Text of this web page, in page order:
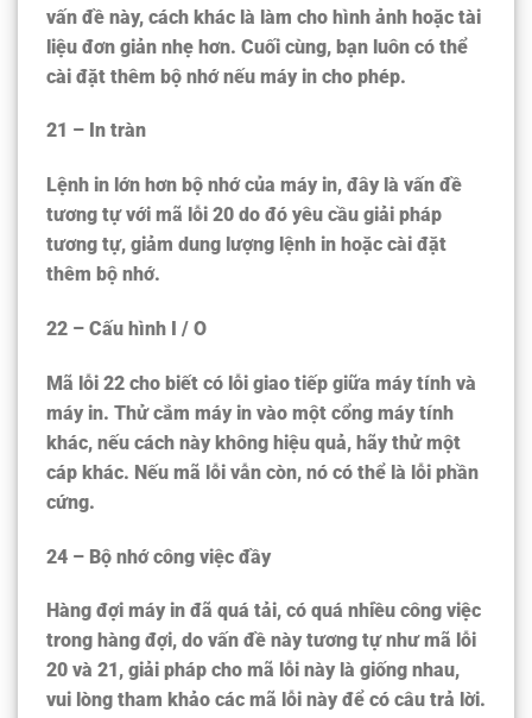
vấn đề này, cách khác là làm cho hình ảnh hoặc tài
liệu đơn giản nhẹ hơn. Cuối cùng, bạn luôn có thể
cài đặt thêm bộ nhớ nếu máy in cho phép.
21 – In tràn
Lệnh in lớn hơn bộ nhớ của máy in, đây là vấn đề
tương tự với mã lỗi 20 do đó yêu cầu giải pháp
tương tự, giảm dung lượng lệnh in hoặc cài đặt
thêm bộ nhớ.
22 – Cấu hình I / O
Mã lỗi 22 cho biết có lỗi giao tiếp giữa máy tính và
máy in. Thử cắm máy in vào một cổng máy tính
khác, nếu cách này không hiệu quả, hãy thử một
cáp khác. Nếu mã lỗi vẫn còn, nó có thể là lỗi phần
cứng.
24 – Bộ nhớ công việc đầy
Hàng đợi máy in đã quá tải, có quá nhiều công việc
trong hàng đợi, do vấn đề này tương tự như mã lỗi
20 và 21, giải pháp cho mã lỗi này là giống nhau,
vui lòng tham khảo các mã lỗi này để có câu trả lời.